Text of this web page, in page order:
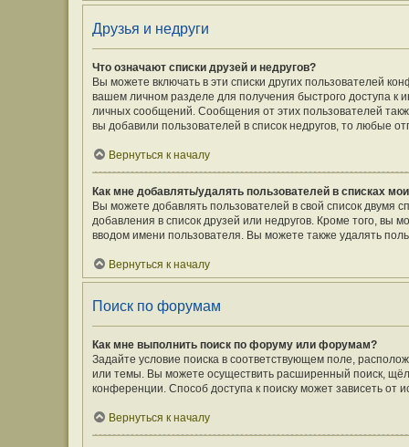
Друзья и недруги
Что означают списки друзей и недругов?
Вы можете включать в эти списки других пользователей
вашем личном разделе для получения быстрого доступа к
личных сообщений. Сообщения от этих пользователей
вы добавили пользователей в список недругов, то любые
Вернуться к началу
Как мне добавлять/удалять пользователей в списках
Вы можете добавлять пользователей в свой список двумя
добавления в список друзей или недругов. Кроме того, вы
вводом имени пользователя. Вы можете также удалять
Вернуться к началу
Поиск по форумам
Как мне выполнить поиск по форуму или форумам?
Задайте условие поиска в соответствующем поле,
или темы. Вы можете осуществить расширенный поиск,
конференции. Способ доступа к поиску может зависеть от
Вернуться к началу